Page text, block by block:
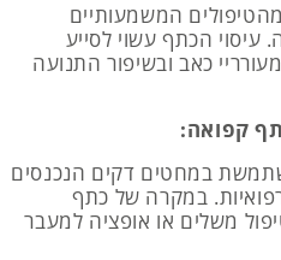
המשמעותיים
עיסוי הכתף עשוי לסייע
כאב ובשיפור התנועה
קפואה:
במחטים דקים הנכנסים
רפואיות. במקרה של כתף
משלים או אופציה למעבר